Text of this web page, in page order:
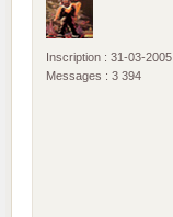
Inscription : 31-03-2005
Messages : 3 394